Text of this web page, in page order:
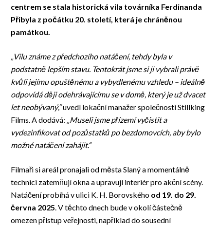
centrem se stala historická vila továrníka Ferdinanda
Přibyla z počátku 20. století, která je chráněnou
památkou.
„Vilu známe z předchozího natáčení, tehdy byla v
podstatně lepším stavu. Tentokrát jsme si ji vybrali právě
kvůli jejímu opuštěnému a vybydlenému vzhledu – ideálně
odpovídá ději odehrávajícímu se v domě, který je už dvacet
let neobývaný,“uvedl lokační manažer společnosti Stillking
Films. A dodává: „Museli jsme přízemí vyčistit a
vydezinfikovat od pozůstatků po bezdomovcích, aby bylo
možné natáčení zahájit.“
Filmaři si areál pronajali od města Slaný a momentálně
technici zatemňují okna a upravují interiér pro akční scény.
Natáčení probíhá v ulici K. H. Borovského od 19. do 29.
června 2025. V těchto dnech bude v okolí částečně
omezen přístup veřejnosti, například do sousední